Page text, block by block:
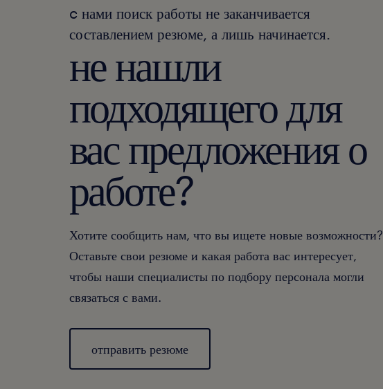
c нами поиск работы не заканчивается
составлением резюме, а лишь начинается.
не нашли
подходящего для
вас предложения о
работе?
Хотите сообщить нам, что вы ищете новые возможности?
Оставьте свои резюме и какая работа вас интересует,
чтобы наши специалисты по подбору персонала могли
связаться с вами.
отправить резюме